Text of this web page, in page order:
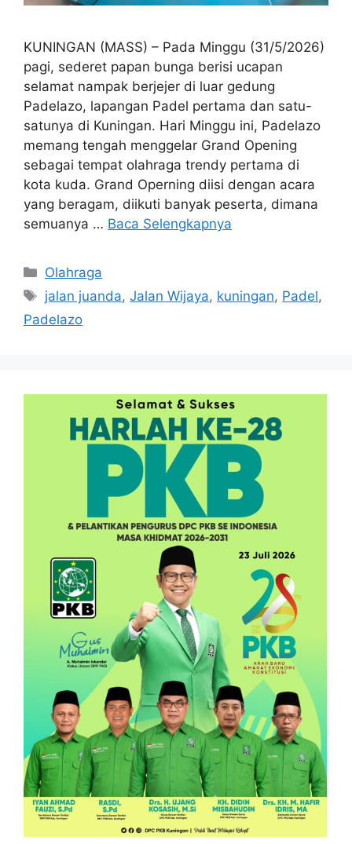
KUNINGAN (MASS) – Pada Minggu (31/5/2026)
pagi, sederet papan bunga berisi ucapan
selamat nampak berjejer di luar gedung
Padelazo, lapangan Padel pertama dan satu-
satunya di Kuningan. Hari Minggu ini, Padelazo
memang tengah menggelar Grand Opening
sebagai tempat olahraga trendy pertama di
kota kuda. Grand Operning diisi dengan acara
yang beragam, diikuti banyak peserta, dimana
semuanya … Baca Selengkapnya
Kategori
Olahraga
Tag
jalan juanda,Jalan Wijaya, kuningan, Padel,
Padelazo